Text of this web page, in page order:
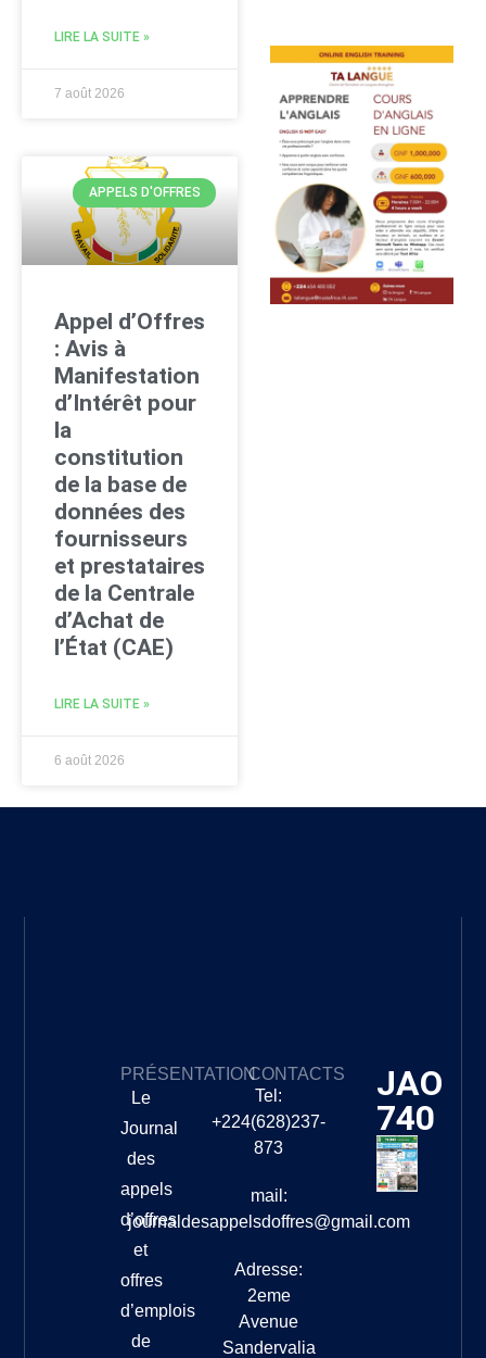
LIRE LA SUITE »
7 août 2026
APPELS D'OFFRES
Appel d’Offres
: Avis à
Manifestation
d’Intérêt pour
la
constitution
de la base de
données des
fournisseurs
et prestataires
de la Centrale
d’Achat de
l’État (CAE)
LIRE LA SUITE »
6 août 2026
PRÉSENTATION
Le
Journal
des
appels
d’offres
et
offres
d’emplois
de
CONTACTS
Tel:
+224(628)237-
873
mail:
journaldesappelsdoffres@gmail.com
Adresse:
2eme
Avenue
Sandervalia
JAO
740